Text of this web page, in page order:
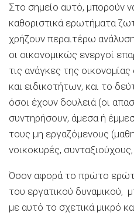
Στο σημείο αυτό, μπορούν
καθοριστικά ερωτήματα
χρήζουν περαιτέρω
οι οικονομικώς ενεργοί
τις ανάγκες της
και ειδικοτήτων, και το
όσοι έχουν δουλειά (οι
συντηρήσουν, άμεσα ή
τους μη εργαζόμενους
νοικοκυρές,
Όσον αφορά το πρώτο
του εργατικού δυναμικού,
με αυτό το σχετικά μικρό